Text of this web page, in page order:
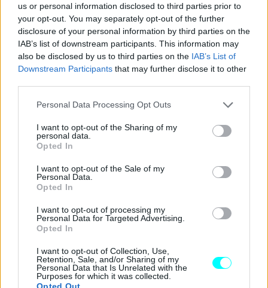
us or personal information disclosed to third parties prior to
your opt-out. You may separately opt-out of the further
disclosure of your personal information by third parties on the
IAB’s list of downstream participants. This information may
also be disclosed by us to third parties on the IAB’s List of
Downstream Participants that may further disclose it to other
Please note that this website/app uses one or more Google
not limited to your visit or usage behaviour. You may click to
grant or deny consent to Google and its third-party tags to
use your data for below specified purposes in below Google
consent section.
Personal Data Processing Opt Outs
I want to opt-out of the Sharing of my
personal data.
Opted In
I want to opt-out of the Sale of my
Personal Data.
Opted In
I want to opt-out of processing my
Personal Data for Targeted Advertising.
Opted In
I want to opt-out of Collection, Use,
Retention, Sale, and/or Sharing of my
Personal Data that Is Unrelated with the
Purposes for which it was collected.
Opted Out
Όχι, δε μου έχει συμβεί κάτι τέτοιο όσο είμαι οδηγός,
αλλά ούτε κάποιος κοντινός συγγενείς μου έχει βιώσει
κάτι σχετικό.
Πόσο σημαντικό κομμάτι της ζωής σου είναι οι
Θα χαρακτήριζα τον εαυτό μου προσεκτικό όσον αφορά
την οδήγηση, καθώς θεωρώ πως κάποιο σφάλμα μπορεί
τα ατυχήματα που έχουν καταστροφικές συνέπειες για
την υγεία ενός ατόμου, καθώς καθημερινά
πληροφορούμαστε για ανθρώπους που έχασαν τον
έλεγχο και βρέθηκαν αντιμέτωποι με τον θάνατο.
Σαν μέλος της αθλητικής οικογένειας διαπιστώνεις
ότι υπάρχουν πολλά που επιδέχονται βελτίωσης